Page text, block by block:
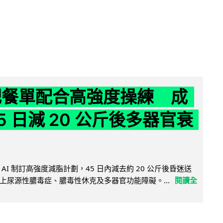
單配合高強度操練 成
日減 20 公斤後多器官衰
制訂高強度減脂計劃，45 日內減去約 20 公斤後昏迷送
尿源性膿毒症、膿毒性休克及多器官功能障礙。...
閱讀全